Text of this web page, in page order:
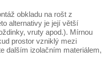
obkladu na rošt z
alternativy je její větší
vruty apod.). Mírnou
prostor vzniklý mezi
dalším izolačním materiálem,